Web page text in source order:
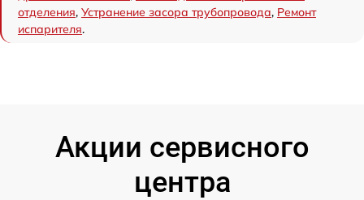
отделения, Устранение засора трубопровода, Ремонт
испарителя.
Акции сервисного
центра